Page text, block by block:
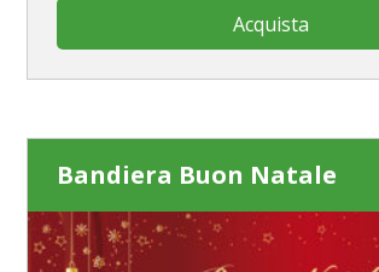
Acquista
Bandiera Buon Natale